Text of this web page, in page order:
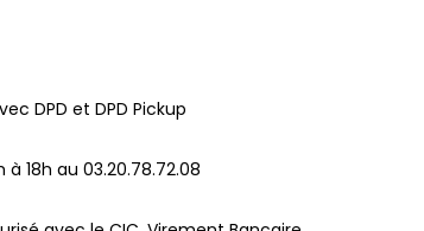
DPD et DPD Pickup
18h au 03.20.78.72.08